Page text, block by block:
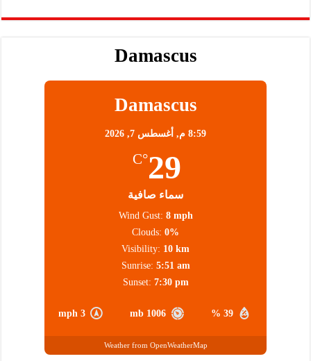
Damascus
Damascus
8:59 م, أغسطس 7, 2026
29
°C
سماء صافية
39 %
1006 mb
3 mph
Wind Gust: 8 mph
Clouds: 0%
Visibility: 10 km
Sunrise: 5:51 am
Sunset: 7:30 pm
Weather from OpenWeatherMap